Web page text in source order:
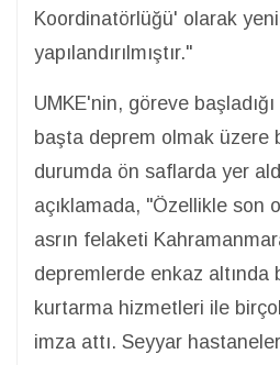
Koordinatörlüğü' olarak
yapılandırılmıştır."
UMKE'nin, göreve
başta deprem olmak üzere
durumda ön saflarda yer
açıklamada, "Özellikle son
asrın felaketi
depremlerde enkaz altında
kurtarma hizmetleri ile
imza attı. Seyyar